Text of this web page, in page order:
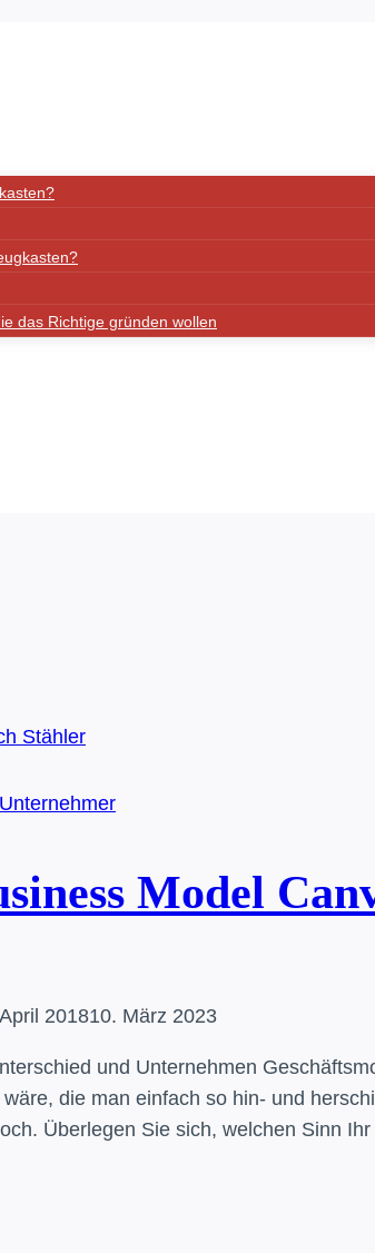
das Richtige gründen wollen
Model
201810. März 2023
und Unternehmen
die man einfach so hin- und
Überlegen Sie sich, welchen Sinn